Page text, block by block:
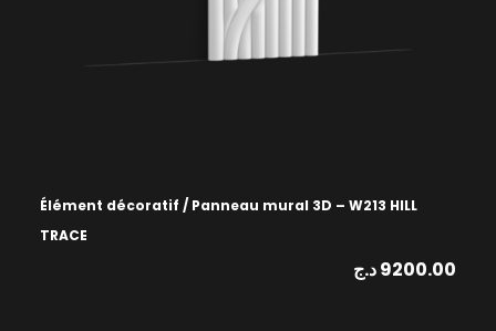
Élément décoratif / Panneau mural 3D – W213 HILL
TRACE
9200.00د.ج